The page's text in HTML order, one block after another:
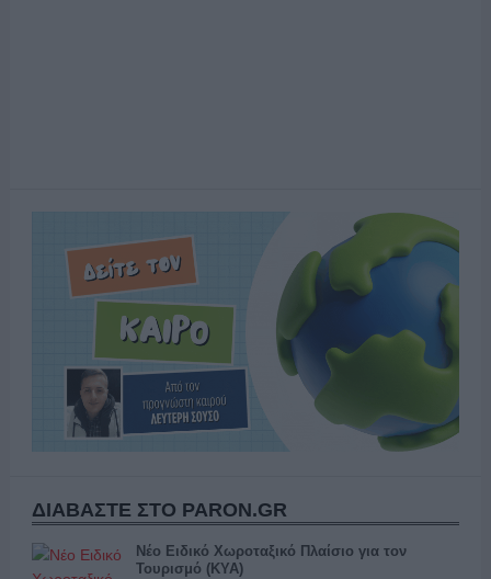
ΔΙΑΒΑΣΤΕ ΣΤΟ PARON.GR
Νέο Ειδικό Χωροταξικό Πλαίσιο για τον
Τουρισμό (ΚΥΑ)